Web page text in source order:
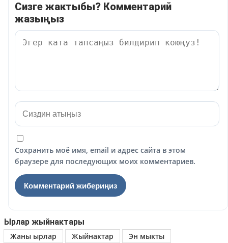
Сизге жактыбы? Комментарий
жазыңыз
Сохранить моё имя, email и адрес сайта в этом
браузере для последующих моих комментариев.
Ырлар жыйнактары
Жаны ырлар
Жыйнактар
Эн мыкты